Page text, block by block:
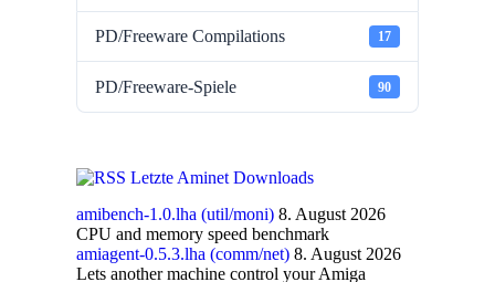
PD/Freeware Compilations 17
PD/Freeware-Spiele 90
Letzte Aminet Downloads
amibench-1.0.lha (util/moni) 8. August 2026
CPU and memory speed benchmark
amiagent-0.5.3.lha (comm/net) 8. August 2026
Lets another machine control your Amiga